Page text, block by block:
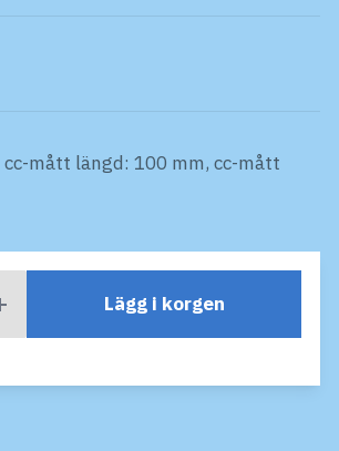
cc-mått längd: 100 mm, cc-mått
Lägg i korgen